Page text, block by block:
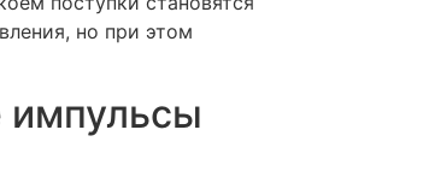
но при этом
импульсы